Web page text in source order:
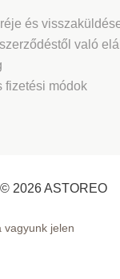
és
való
fizetési módok
2026 ASTOREO
vagyunk jelen